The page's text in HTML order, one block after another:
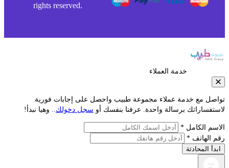
rights reserved.
خدمة العملاء
مع خدمة عملاء مجموعة طبيب واحصل على إجابات فورية
برسالة واحدة. عرفنا بنفسك أوسجل دخولك.. وهيا نبدأ!
الكامل *
الهاتف *
المحادثة